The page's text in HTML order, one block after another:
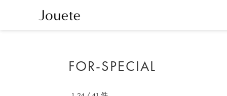
FOR-SPECIAL